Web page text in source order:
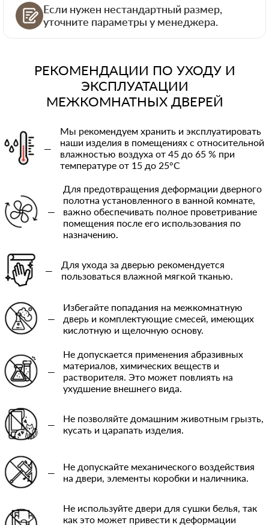
Если нужен нестандартный размер,
уточните параметры у менеджера.
РЕКОМЕНДАЦИИ ПО УХОДУ И
ЭКСПЛУАТАЦИИ
МЕЖКОМНАТНЫХ ДВЕРЕЙ
—
Мы рекомендуем хранить и эксплуатировать
наши изделия в помещениях с относительной
влажностью воздуха от 45 до 65 % при
температуре от 15 до 25°C
—
Для предотвращения деформации дверного
полотна установленного в ванной комнате,
важно обеспечивать полное проветривание
помещения после его использования по
назначению.
—
Для ухода за дверью рекомендуется
пользоваться влажной мягкой тканью.
—
Избегайте попадания на межкомнатную
дверь и комплектующие смесей, имеющих
кислотную и щелочную основу.
—
Не допускается применения абразивных
материалов, химических веществ и
растворителя. Это может повлиять на
ухудшение внешнего вида.
—
Не позволяйте домашним животным грызть,
кусать и царапать изделия.
—
Не допускайте механического воздействия
на двери, элементы коробки и наличника.
Не используйте двери для сушки белья, так
как это может привести к деформации